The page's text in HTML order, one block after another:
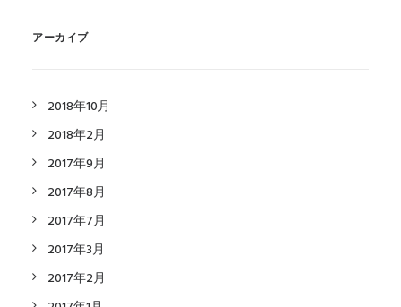
アーカイブ
2018年10月
2018年2月
2017年9月
2017年8月
2017年7月
2017年3月
2017年2月